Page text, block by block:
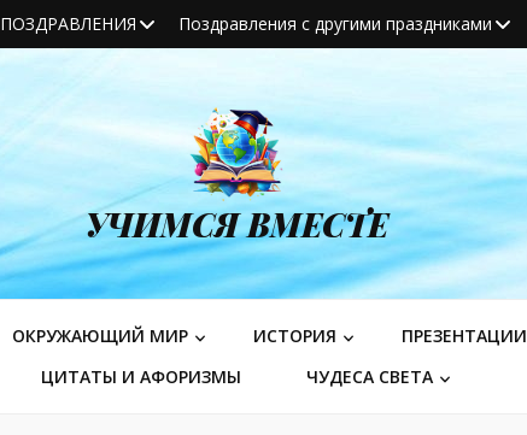
ПОЗДРАВЛЕНИЯ Поздравления с другими праздниками
УЧИМСЯ ВМЕСТЕ
ОКРУЖАЮЩИЙ МИР ИСТОРИЯ ПРЕЗЕНТАЦИИ
ЦИТАТЫ И АФОРИЗМЫ
ЧУДЕСА СВЕТА